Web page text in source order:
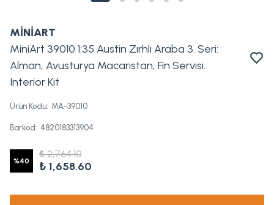
MİNİART
MiniArt 39010 1:35 Austin Zırhlı Araba 3. Seri:
Alman, Avusturya Macaristan, Fin Servisi.
Interior Kit
Ürün Kodu: MA-39010
Barkod: 4820183313904
%40
₺ 2,764.10
₺ 1,658.60